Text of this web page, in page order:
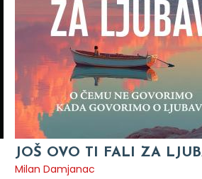
JOŠ OVO TI FALI ZA
Milan Damjanac